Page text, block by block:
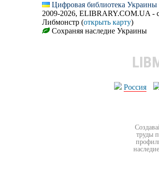
Цифровая библиотека Украины
2009-2026, ELIBRARY.COM.UA -
Либмонстр (открыть карту)
Сохраняя наследие Украины
Россия
труды